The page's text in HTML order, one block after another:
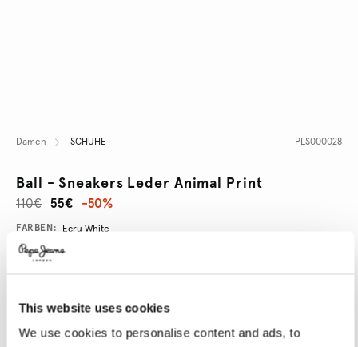
This website uses cookies
We use cookies to personalise content and ads, to
Damen SCHUHE PLS000028
Ball - Sneakers Leder Animal Print
55€
110€ -50%
Promotions
Variations
FARBEN: Ecru White
GRÖßE AUSWÄHLEN:
36 37 38 39 40